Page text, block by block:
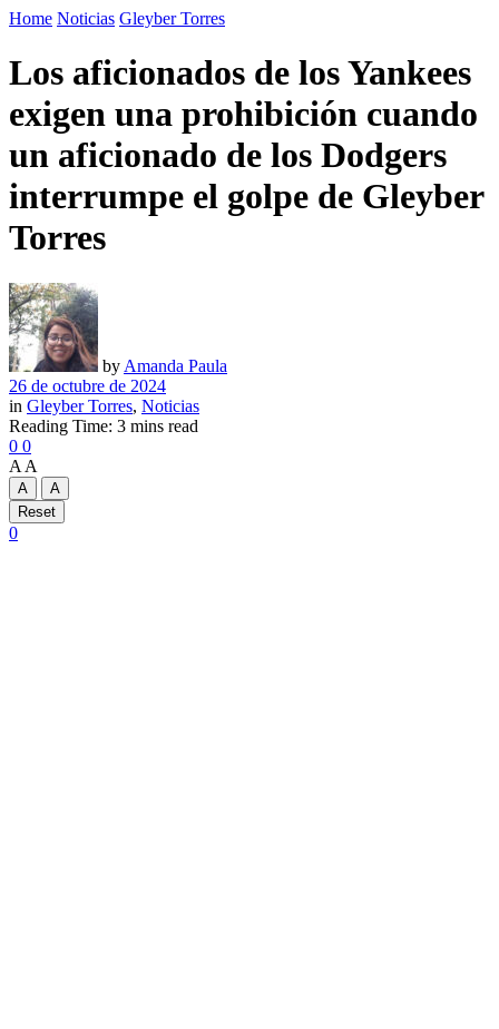
Home Noticias Gleyber Torres
Los aficionados de los Yankees
exigen una prohibición cuando
un aficionado de los Dodgers
interrumpe el golpe de Gleyber
Torres
by Amanda Paula
26 de octubre de 2024
in Gleyber Torres, Noticias
Reading Time: 3 mins read
0 0
A A
A
A
Reset
0